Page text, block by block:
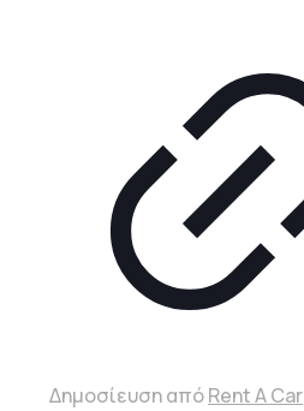
Δημοσίευση απόRent A Car